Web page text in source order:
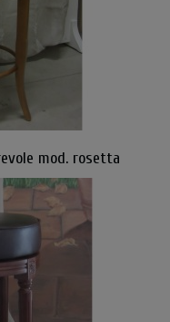
mod. rosetta